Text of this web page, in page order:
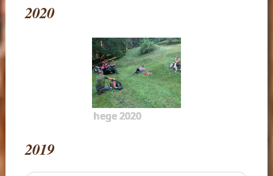
2020
hege 2020
2019